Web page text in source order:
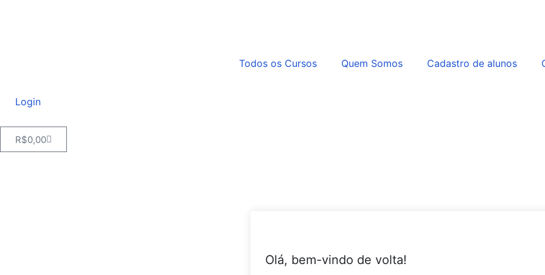
Todos os Cursos Quem Somos Cadastro de alunos
Login
R$0,00
Olá, bem-vindo de volta!